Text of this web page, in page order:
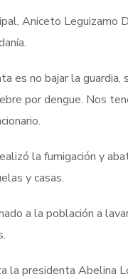
Aniceto Leguizamo
es no bajar la
por dengue. Nos
la fumigación y
y casas.
a la población a
la presidenta Abelina